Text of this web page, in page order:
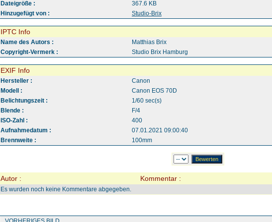
Dateigröße :
367.6 KB
Hinzugefügt von :
Studio-Brix
IPTC Info
Name des Autors :
Matthias Brix
Copyright-Vermerk :
Studio Brix Hamburg
EXIF Info
Hersteller :
Canon
Modell :
Canon EOS 70D
Belichtungszeit :
1/60 sec(s)
Blende :
F/4
ISO-Zahl :
400
Aufnahmedatum :
07.01.2021 09:00:40
Brennweite :
100mm
Autor : Kommentar :
Es wurden noch keine Kommentare abgegeben.